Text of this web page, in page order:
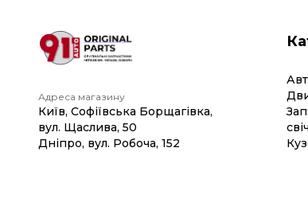
Адреса магазину
Київ, Софіївська Борщагівка,
вул. Щаслива, 50
Дніпро, вул. Робоча, 152